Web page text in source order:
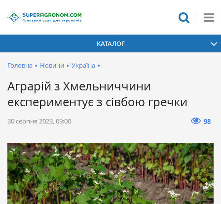
КАТАЛОГ
Головна • Новини • Україна •
Аграрій з Хмельниччини
експериментує з сівбою гречки
30 серпня 2023, 09:00 98